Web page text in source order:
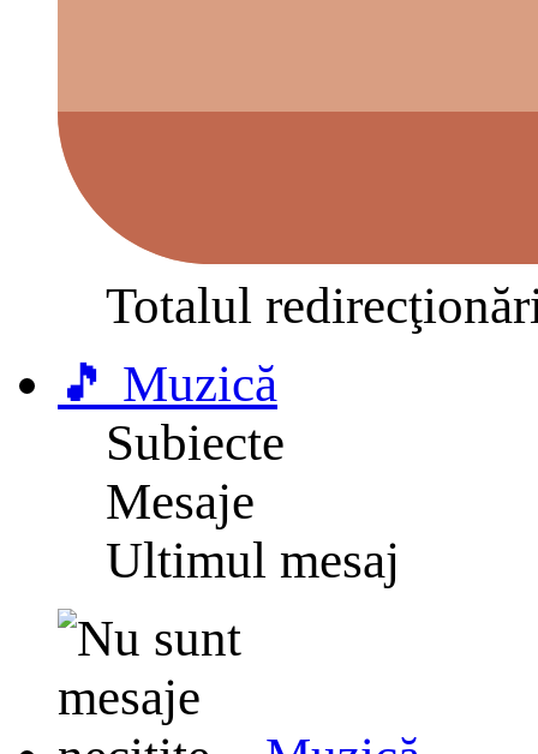
Totalul
🎵 Muzică
Subiecte
Mesaje
Ultimul mesaj